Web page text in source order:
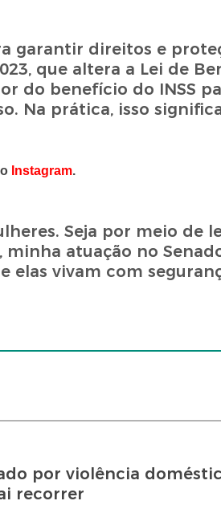
garantir direitos e
que altera a Lei de
do benefício do INSS
Na prática, isso
Instagram.
Seja por meio de
atuação no
vivam com
por violência
recorrer